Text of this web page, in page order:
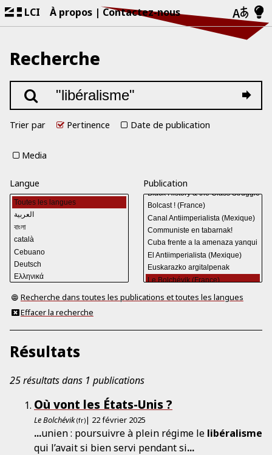
LCI À propos Contactez-nous
Recherche
Trier par Pertinence Date de publication
Media
Langue Publication
Recherche dans toutes les publications et toutes les langues
Effacer la recherche
Résultats
25 résultats dans 1 publications
Où vont les États-Unis ?
Le Bolchévik (fr)| 22 février 2025
...unien : poursuivre à plein régime le libéralisme
qui l’avait si bien servi pendant si...